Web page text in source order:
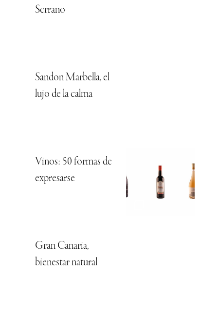
Serrano
Sandon Marbella, el
lujo de la calma
Vinos: 50 formas de
expresarse
Gran Canaria,
bienestar natural